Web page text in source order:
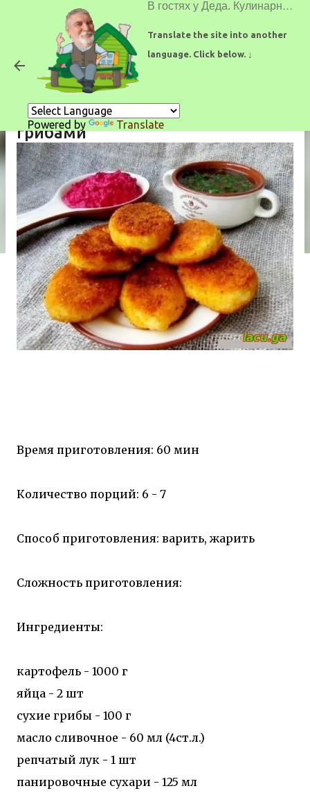
В гостях у Деда. Кулинарные рецепты.
Translate the site into another
language. Click below. ↓
Powered by Translate
Картофельные пирожки с
грибами
Время приготовления: 60 мин
Количество порций: 6 - 7
Способ приготовления: варить, жарить
Сложность приготовления:
Ингредиенты:
картофель - 1000 г
яйца - 2 шт
сухие грибы - 100 г
масло сливочное - 60 мл (4ст.л.)
репчатый лук - 1 шт
панировочныe сухари - 125 мл